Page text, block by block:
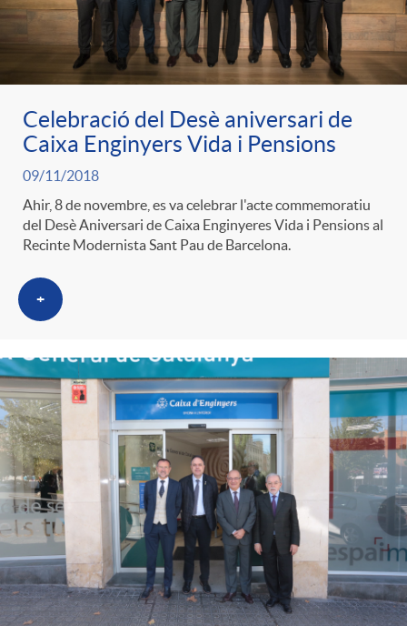
r
a
S
a
l
d
e
p
r
ó
p
e
r
c
a
t
e
g
o
r
t
e
n
i
d
o
A
n
c
l
a
l
i
c
a
d
o
r
d
e
c
o
Celebració del Desè aniversari de
Caixa Enginyers Vida i Pensions
09/11/2018
Ahir, 8 de novembre, es va celebrar l'acte commemoratiu
del Desè Aniversari de Caixa Enginyeres Vida i Pensions al
Recinte Modernista Sant Pau de Barcelona.
+